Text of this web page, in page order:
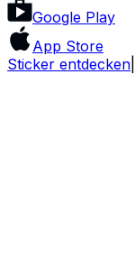
Google Play
App Store
Sticker entdecken